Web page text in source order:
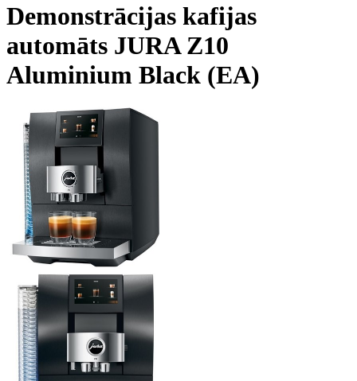
Demonstrācijas kafijas
automāts JURA Z10
Aluminium Black (EA)